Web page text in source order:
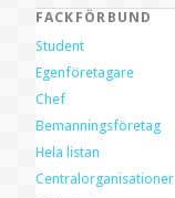
FACKFÖRBUND
Student
Egenföretagare
Chef
Bemanningsföretag
Hela listan
Centralorganisationer